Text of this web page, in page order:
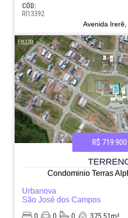
CÓD:
RI13392
Avenida Irerê,
R$ 719.900
Condominio Terras
Urbanova
São José dos Campos